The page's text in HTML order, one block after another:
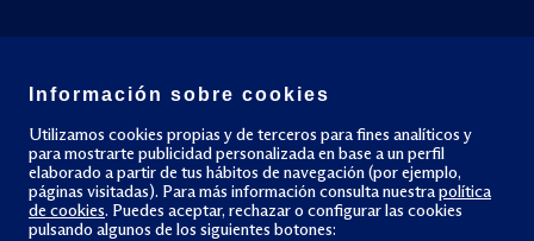
© Todos los derechos reservados
Política de privacidad Política de cookies
Información sobre cookies
Utilizamos cookies propias y de terceros para fines analíticos y
para mostrarte publicidad personalizada en base a un perfil
elaborado a partir de tus hábitos de navegación (por ejemplo,
páginas visitadas). Para más información consulta nuestrapolítica
de cookies. Puedes aceptar, rechazar o configurar las cookies
pulsando algunos de los siguientes botones: